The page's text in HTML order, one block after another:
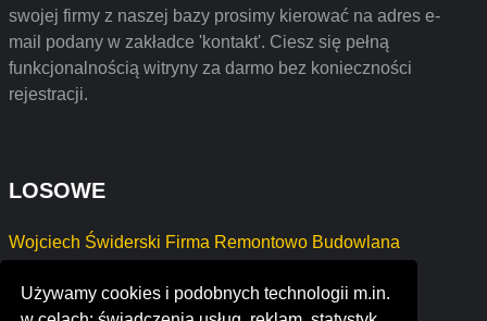
Używamy cookies i podobnych technologii m.in.
swojej firmy z naszej bazy prosimy kierować na adres e-
mail podany w zakładce 'kontakt'. Ciesz się pełną
funkcjonalnością witryny za darmo bez konieczności
rejestracji.
LOSOWE
Wojciech Świderski Firma Remontowo Budowlana
LUCKY YOU Joanna Szproch